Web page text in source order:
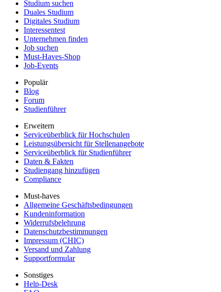
Studium suchen
Duales Studium
Digitales Studium
Interessentest
Unternehmen finden
Job suchen
Must-Haves-Shop
Job-Events
Populär
Blog
Forum
Studienführer
Erweitern
Serviceüberblick für Hochschulen
Leistungsübersicht für Stellenangebote
Serviceüberblick für Studienführer
Daten & Fakten
Studiengang hinzufügen
Compliance
Must-haves
Allgemeine Geschäftsbedingungen
Kundeninformation
Widerrufsbelehrung
Datenschutzbestimmungen
Impressum (CHIC)
Versand und Zahlung
Supportformular
Sonstiges
Help-Desk